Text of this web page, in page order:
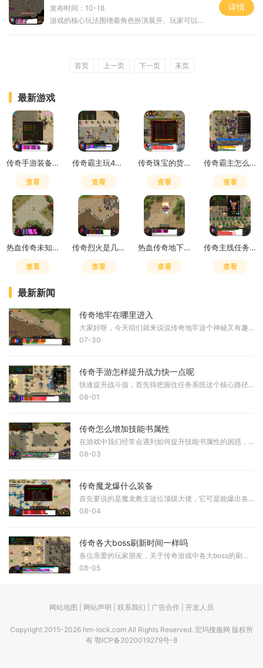
发布时间：10-18
游戏的核心玩法围绕着角色扮演展开。玩家可以选择不同的职业，每个职业都有独特的技能和发展路径。在角色成长过程中，玩家不仅需要完成任务，还需要与其他玩家组队，共同挑战强大的BOSS。游戏中独家原创的BOSS设计，使得每一次战斗都充满了惊喜与挑战
详情
首页 上一页 下一页 末页
最新游戏
传奇手游装备带技能的有哪些
查看
传奇霸主玩400天心得
查看
传奇珠宝的货品怎么样
查看
传奇霸主怎么给装备升星
查看
热血传奇未知暗殿怎么走图解
查看
传奇烈火是几倍攻击的装备啊
查看
热血传奇地下收购商人
查看
传奇主线任务与卫家老板对好内容
查看
最新新闻
传奇地牢在哪里进入
大家好呀，今天咱们就来说说传奇地牢这个神秘又有趣的地方到底该从哪里进入。对于很多热爱冒险的小伙伴们来说，找到地牢入口可是开展一段精彩旅程的第一步，所以咱们一步步来
07-30
传奇手游怎样提升战力快一点呢
快速提升战斗值，首先得把握住任务系统这个核心路径。日常的主线剧情推进不仅能带来丰厚的经验收益，更会解锁各类基础能力系统，记得优先把每日的悬赏任务清空，那些隐藏在支
08-01
传奇怎么增加技能书属性
在游戏中我们经常会遇到如何提升技能书属性的困惑，掌握正确的方法能让我们的角色更加强大。首先需要了解技能书属性的提升与角色本身的成长息息相关，我们可以通过不断地战斗
08-03
传奇魔龙爆什么装备
首先要说的是魔龙教主这位顶级大佬，它可是能爆出各种魔龙装备的存在，包括雷霆首饰、烈焰首饰和光芒首饰等系列。这些装备在属性上都相当优秀，比如光芒护腕就拥有不错的防御
08-04
传奇各大boss刷新时间一样吗
各位亲爱的玩家朋友，关于传奇游戏中各大boss的刷新时间是否相同这个问题，我们需要从多个角度来理解。首先要明确告诉大家的是，不同种类的boss刷新时间确实各不相同，这主要取决
08-05
网站地图 | 网站声明 | 联系我们 | 广告合作 | 开发人员
Copyright 2015-2026 hm-lock.com All Rights Reserved. 宏玛搜服网 版权所
有 鄂ICP备2020019279号-8